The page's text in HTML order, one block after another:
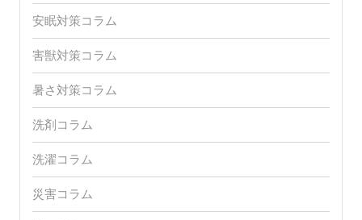
安眠対策コラム
害獣対策コラム
暑さ対策コラム
洗剤コラム
洗濯コラム
災害コラム